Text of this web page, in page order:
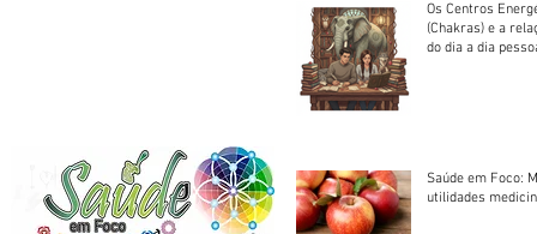
Os Centros
(Chakras) e a
do dia a dia
Saúde em Foco:
utilidades